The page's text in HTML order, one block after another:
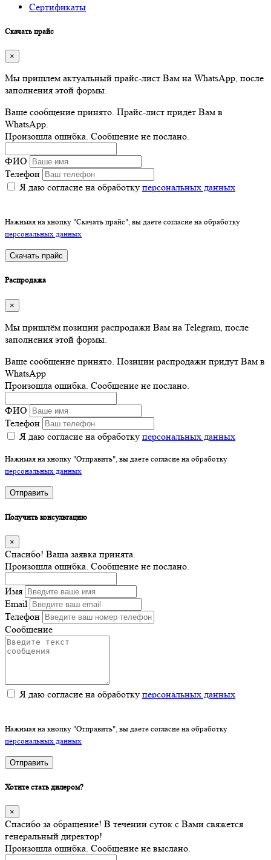
Сертификаты
Скачать прайс
×
Мы пришлем актуальный прайс-лист Вам на WhatsApp, после
заполнения этой формы.
Ваше сообщение принято. Прайс-лист придёт Вам в
WhatsApp.
Произошла ошибка. Сообщение не послано.
ФИО
Телефон
Я даю согласие на обработку персональных данных
Нажимая на кнопку "Скачать прайс", вы даете согласие на обработку
персональных данных
Скачать прайс
Распродажа
×
Мы пришлём позиции распродажи Вам на Telegram, после
заполнения этой формы.
Ваше сообщение принято. Позиции распродажи придут Вам в
WhatsApp
Произошла ошибка. Сообщение не послано.
ФИО
Телефон
Я даю согласие на обработку персональных данных
Нажимая на кнопку "Отправить", вы даете согласие на обработку
персональных данных
Отправить
Получить консультацию
×
Спасибо! Ваша заявка принята.
Произошла ошибка. Сообщение не послано.
Имя
Email
Телефон
Сообщение
Я даю согласие на обработку персональных данных
Нажимая на кнопку "Отправить", вы даете согласие на обработку
персональных данных
Отправить
Хотите стать дилером?
×
Спасибо за обращение! В течении суток с Вами свяжется
генеральный директор!
Произошла ошибка. Сообщение не выслано.